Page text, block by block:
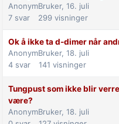
AnonymBruker, 16. juli
7 svar 299 visninger
Ok å ikke ta d-dimer når
AnonymBruker, 18. juli
4 svar 141 visninger
Tungpust som ikke blir
være?
AnonymBruker, 18. juli